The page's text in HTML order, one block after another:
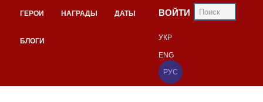
ГЕРОИ НАГРАДЫ ДАТЫ
БЛОГИ
ВОЙТИ
УКР
ENG
РУС